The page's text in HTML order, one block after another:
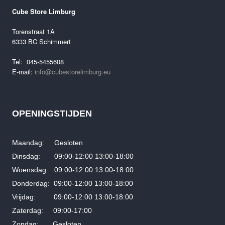
Cube Store Limburg
Torenstraat 1A
6333 BC Schimmert
Tel: 045-5455608
E-mail: info@cubestorelimburg.eu
OPENINGSTIJDEN
Maandag: Gesloten
Dinsdag: 09:00-12:00 13:00-18:00
Woensdag: 09:00-12:00 13:00-18:00
Donderdag: 09:00-12:00 13:00-18:00
Vrijdag: 09:00-12:00 13:00-18:00
Zaterdag: 09:00-17:00